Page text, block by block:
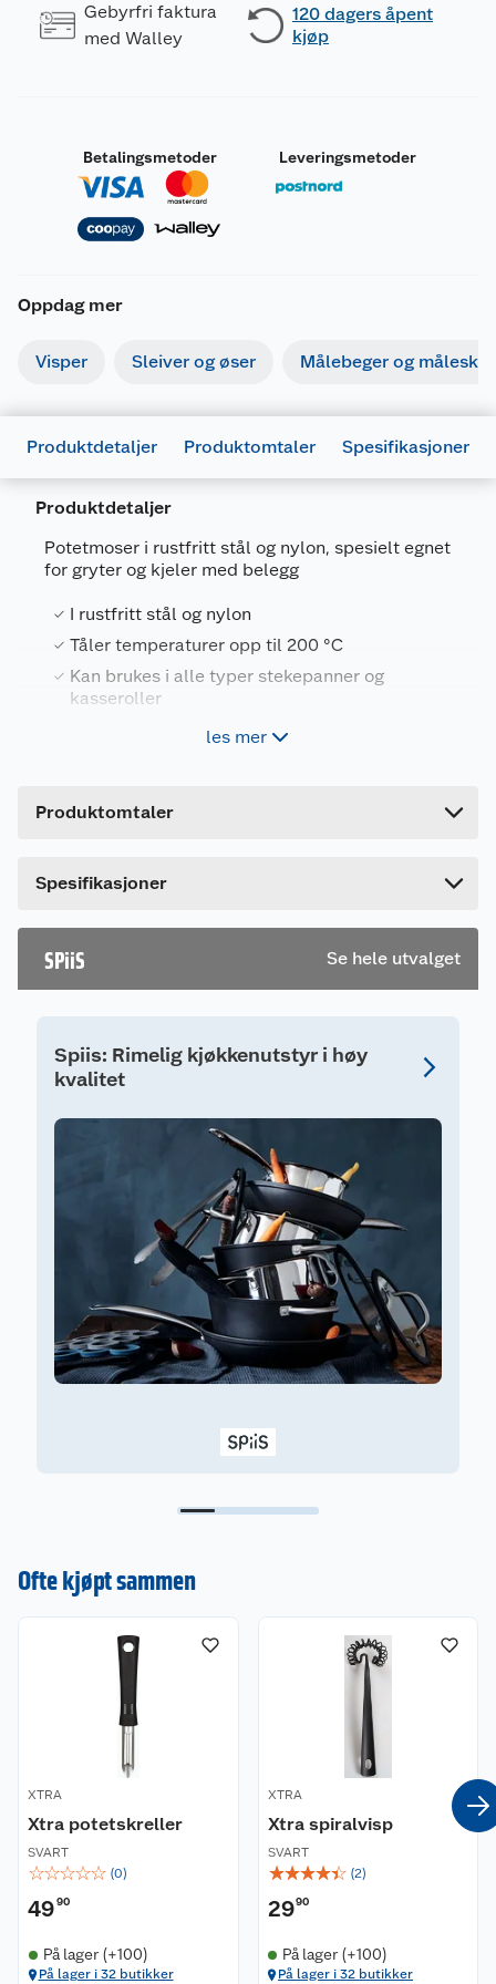
Gebyrfri faktura
med Walley
120 dagers åpent
kjøp
Betalingsmetoder Leveringsmetoder
Oppdag mer
Visper Sleiver og øser Målebeger og måleskje
Produktdetaljer Produktomtaler Spesifikasjoner
Produktdetaljer
Potetmoser i rustfritt stål og nylon, spesielt egnet
for gryter og kjeler med belegg
I rustfritt stål og nylon
Tåler temperaturer opp til 200 °C
Kan brukes i alle typer stekepanner og
kasseroller
les mer
Produktomtaler
Dette produktet har ikke fått noen omtale ennå.
en omtale.
Spesifikasjoner
Generelt
Artikkelnummer
7025180662292
Leverandørens artikkelnummer
41221.2.COOP
SPiiS Se hele utvalget
Spiis: Rimelig kjøkkenutstyr i høy
kvalitet
Ofte kjøpt sammen
XTRA
Xtra potetskreller
SVART
☆☆☆☆☆ (0)
4990
På lager (+100)
På lager i 32 butikker
XTRA
Xtra spiralvisp
SVART
☆☆☆☆☆ (2)
2990
På lager (+100)
På lager i 32 butikker